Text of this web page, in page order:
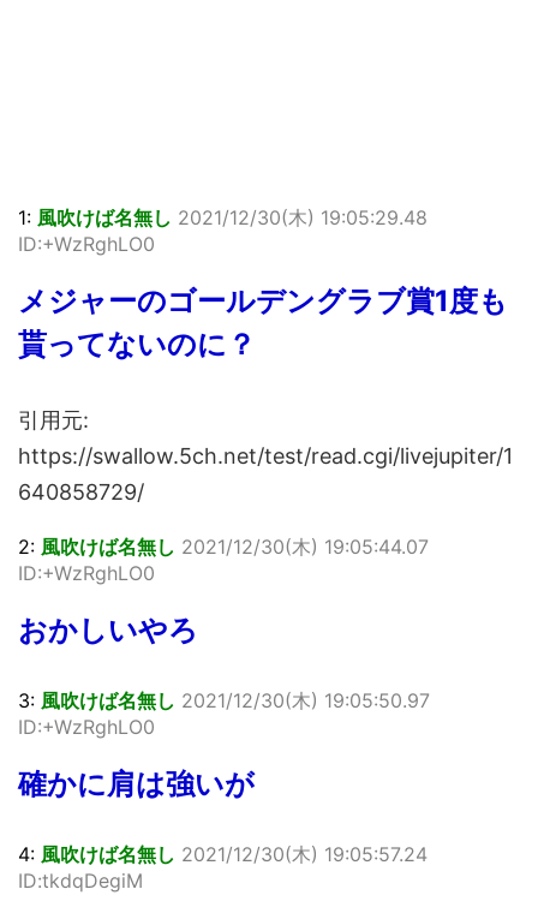
1: 風吹けば名無し 2021/12/30(木) 19:05:29.48
ID:+WzRghLO0
メジャーのゴールデングラブ賞1度も
貰ってないのに？
引用元:
https://swallow.5ch.net/test/read.cgi/livejupiter/1
640858729/
2: 風吹けば名無し 2021/12/30(木) 19:05:44.07
ID:+WzRghLO0
おかしいやろ
3: 風吹けば名無し 2021/12/30(木) 19:05:50.97
ID:+WzRghLO0
確かに肩は強いが
4: 風吹けば名無し 2021/12/30(木) 19:05:57.24
ID:tkdqDegiM